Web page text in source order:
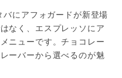
にアフォガードが新登場
なく、エスプレッソにア
ニューです。チョコレー
ーバーから選べるのが魅